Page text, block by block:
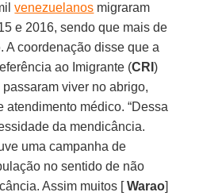
venezuelanos migraram
e 2016, sendo que mais de
. A coordenação disse que a
ao Imigrante (CRI)
viver no abrigo,
atendimento médico. “Dessa
da mendicância.
uma campanha de
no sentido de não
Assim muitos [Warao]